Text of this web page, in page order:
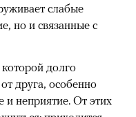
слабые
но и связанные с
долго
друга, особенно
и неприятие. От этих